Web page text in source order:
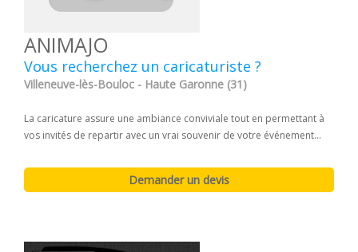
ANIMAJO
Vous recherchez un caricaturiste ?
Villeneuve-lès-Bouloc - Haute Garonne (31)
La caricature assure une ambiance conviviale tout en permettant à
vos invités de repartir avec un vrai souvenir de votre événement...